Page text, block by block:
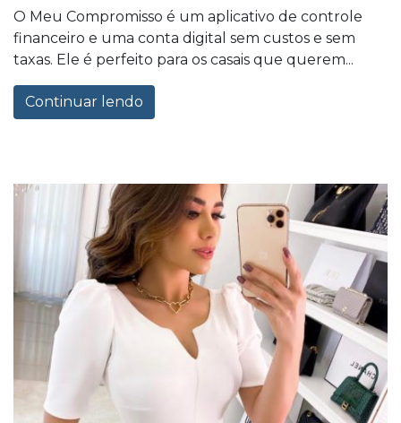
O Meu Compromisso é um aplicativo de controle
financeiro e uma conta digital sem custos e sem
taxas. Ele é perfeito para os casais que querem...
Continuar lendo